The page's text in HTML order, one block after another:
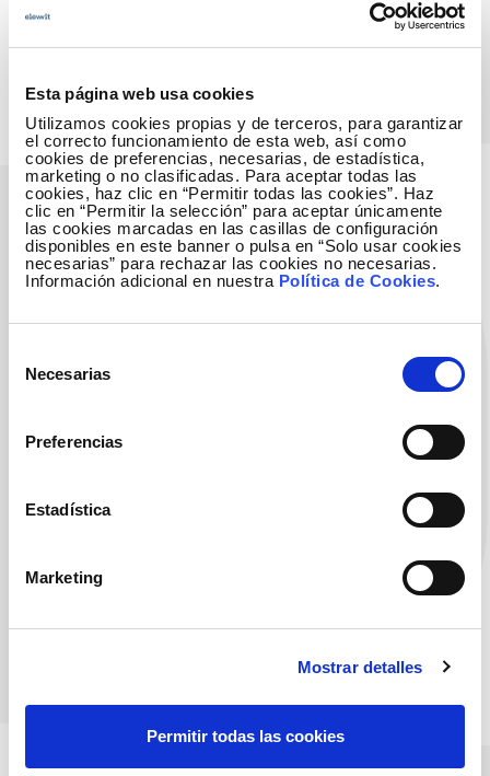
Esta página web usa cookies
Utilizamos cookies propias y de terceros, para garantizar
el correcto funcionamiento de esta web, así como
cookies de preferencias, necesarias, de estadística,
marketing o no clasificadas. Para aceptar todas las
cookies, haz clic en “Permitir todas las cookies”. Haz
clic en “Permitir la selección” para aceptar únicamente
las cookies marcadas en las casillas de configuración
disponibles en este banner o pulsa en “Solo usar cookies
necesarias” para rechazar las cookies no necesarias.
Información adicional en nuestra Política de Cookies.
Necesarias
Preferencias
Estadística
Marketing
Mostrar detalles
Permitir todas las cookies
2. Validación y
adopción
Proporcionamos nuevos casos de uso
innovadoras sobre las que trabajamos,
validez en un entorno relevante.
probados por la organización, abogando
finalizado el proceso de